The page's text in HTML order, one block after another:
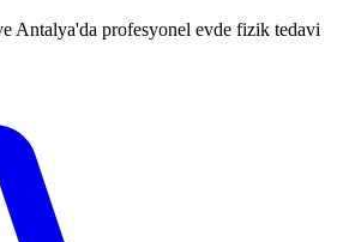
Antalya'da profesyonel evde fizik tedavi